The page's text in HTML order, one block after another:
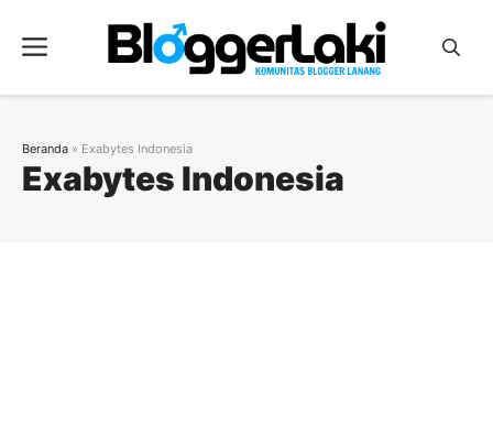
Menu
Exabytes Indonesia
Beranda » Exabytes Indonesia